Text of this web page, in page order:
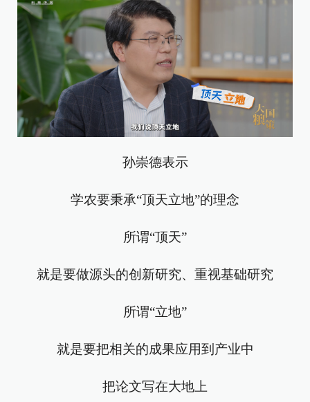
孙崇德表示
学农要秉承“顶天立地”的理念
所谓“顶天”
就是要做源头的创新研究、重视基础研究
所谓“立地”
就是要把相关的成果应用到产业中
把论文写在大地上